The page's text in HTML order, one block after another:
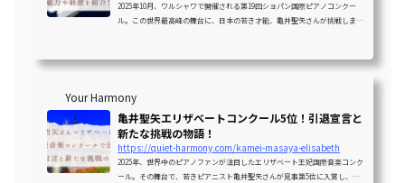
2025年10月、ワルシャワで開催される第19回ショパン国際ピアノコンクー
ル。この世界最高峰の舞台に、日本の若き才能、亀井聖矢さんが挑戦しまし
し、その結果は「落選」という、多くの人にとって予想外のものでした。こ
ールの挑戦を深く掘り下げ...
Your Harmony
亀井聖矢エリザベートコンクール5位！引退宣言と
新たな挑戦の物語！
https://quiet-harmony.com/kamei-masaya-elisabeth
2025年、世界中のピアノファンが注目したエリザベート王妃国際音楽コンク
ール。その舞台で、若きピアニスト亀井聖矢さんが見事第5位に入賞し、同